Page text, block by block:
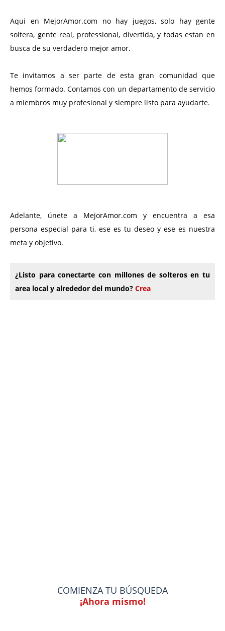
Aqui en MejorAmor.com no hay juegos, solo hay gente
soltera, gente real, professional, divertida, y todas estan en
busca de su verdadero mejor amor.
Te invitamos a ser parte de esta gran comunidad que
hemos formado. Contamos con un departamento de servicio
a miembros muy profesional y siempre listo para ayudarte.
Adelante, únete a MejorAmor.com y encuentra a esa
persona especial para ti, ese es tu deseo y ese es nuestra
meta y objetivo.
¿Listo para conectarte con millones de solteros en tu
area local y alrededor del mundo? Crea
COMIENZA TU BÚSQUEDA
¡Ahora mismo!